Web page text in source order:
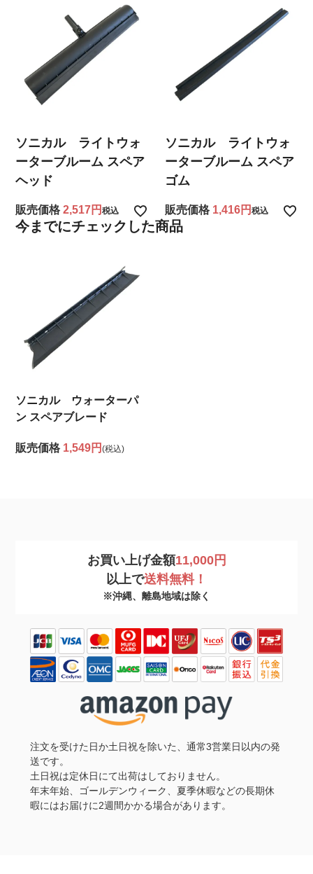
ソニカル ライトウォ
ーターブルーム スペア
ヘッド
販売価格 2,517 税込
ソニカル ライトウォ
ーターブルーム スペア
ゴム
販売価格 1,416 税込
今までにチェックした商品
ソニカル ウォーターパ
ン スペアブレード
販売価格 1,549円(税込)
お買い上げ金額11,000円
以上で送料無料！
※沖縄、離島地域は除く
注文を受けた日か土日祝を除いた、通常3営業日以内の発
送です。
土日祝は定休日にて出荷はしておりません。
年末年始、ゴールデンウィーク、夏季休暇などの長期休
暇にはお届けに2週間かかる場合があります。